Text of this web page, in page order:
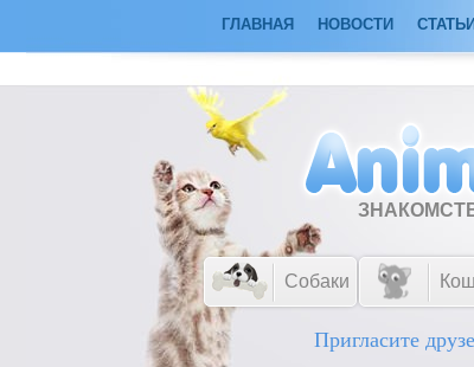
ГЛАВНАЯ НОВОСТИ СТАТЬИ
Собаки
Пригласите